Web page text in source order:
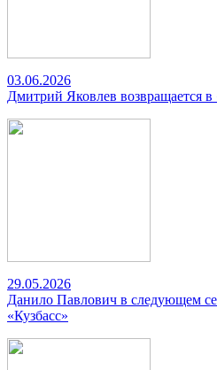
03.06.2026
Дмитрий Яковлев возвращается в
29.05.2026
Данило Павлович в следующем
«Кузбасс»